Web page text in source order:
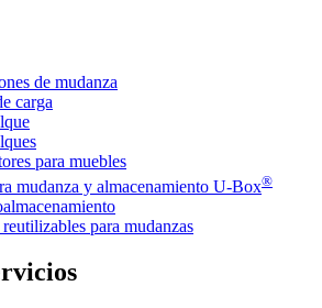
de mudanza
carga
para muebles
mudanza y almacenamiento U-Box®
para mudanzas